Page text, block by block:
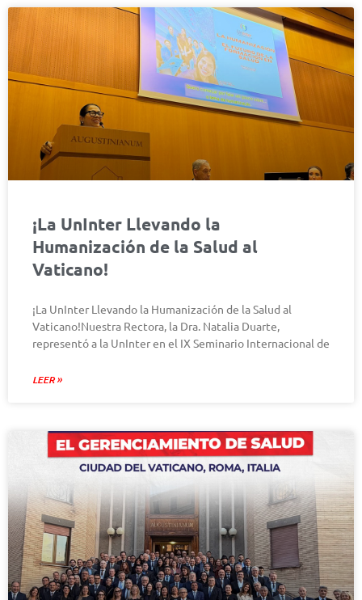
¡La UnInter Llevando la
Humanización de la Salud al
Vaticano!
¡La UnInter Llevando la Humanización de la Salud al
Vaticano!Nuestra Rectora, la Dra. Natalia Duarte,
representó a la UnInter en el IX Seminario Internacional de
LEER »